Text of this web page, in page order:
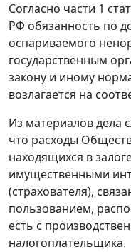
Согласно части 1
РФ обязанность по
оспариваемого
государственным
закону и иному
возлагается на
Из материалов дела
что расходы
находящихся в
имущественными
(страхователя),
пользованием,
есть с
налогоплательщика.